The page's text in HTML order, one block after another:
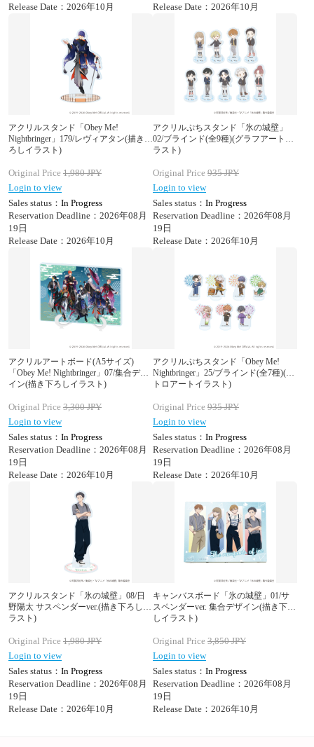
Release Date：2026年10月
Release Date：2026年10月
アクリルスタンド「Obey Me!
Nightbringer」179/レヴィアタン(描き下
ろしイラスト)
Original Price 1,980JPY
Login to view
Sales status： In Progress
Reservation Deadline：2026年08月
19日
Release Date：2026年10月
アクリルぷちスタンド「氷の城壁」
02/ブラインド(全9種)(グラフアートイ
ラスト)
Original Price 935JPY
Login to view
Sales status： In Progress
Reservation Deadline：2026年08月
19日
Release Date：2026年10月
アクリルアートボード(A5サイズ)
「Obey Me! Nightbringer」07/集合デザ
イン(描き下ろしイラスト)
Original Price 3,300JPY
Login to view
Sales status： In Progress
Reservation Deadline：2026年08月
19日
Release Date：2026年10月
アクリルぷちスタンド「Obey Me!
Nightbringer」25/ブラインド(全7種)(レ
トロアートイラスト)
Original Price 935JPY
Login to view
Sales status： In Progress
Reservation Deadline：2026年08月
19日
Release Date：2026年10月
アクリルスタンド「氷の城壁」08/日
野陽太 サスペンダーver.(描き下ろしイ
ラスト)
Original Price 1,980JPY
Login to view
Sales status： In Progress
Reservation Deadline：2026年08月
19日
Release Date：2026年10月
キャンバスボード「氷の城壁」01/サ
スペンダーver. 集合デザイン(描き下ろ
しイラスト)
Original Price 3,850JPY
Login to view
Sales status： In Progress
Reservation Deadline：2026年08月
19日
Release Date：2026年10月